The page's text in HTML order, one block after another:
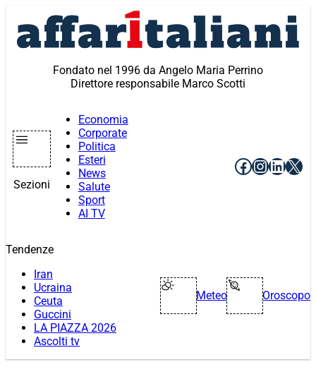
contenuto
Fondato nel 1996 da Angelo Maria Perrino
Direttore responsabile Marco Scotti
Sezioni
Economia
Corporate
Politica
Esteri
News
Salute
Sport
AI TV
Facebook
X
Tendenze
Iran
Ucraina
Ceuta
Guccini
LA PIAZZA 2026
Ascolti tv
Meteo Oroscopo